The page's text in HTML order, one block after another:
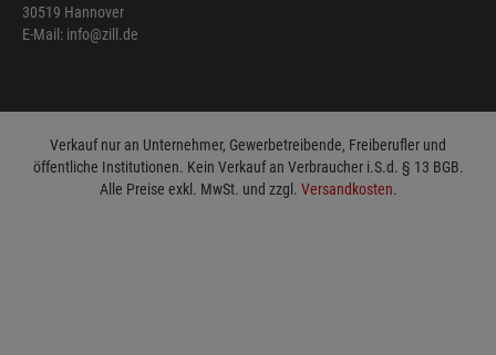
30519 Hannover
E-Mail: info@zill.de
Verkauf nur an Unternehmer, Gewerbetreibende, Freiberufler und
öffentliche Institutionen. Kein Verkauf an Verbraucher i.S.d. § 13 BGB.
Alle Preise exkl. MwSt. und zzgl. Versandkosten.